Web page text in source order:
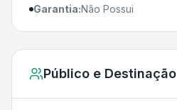
Garantia:Não Possui
Público e Destinação